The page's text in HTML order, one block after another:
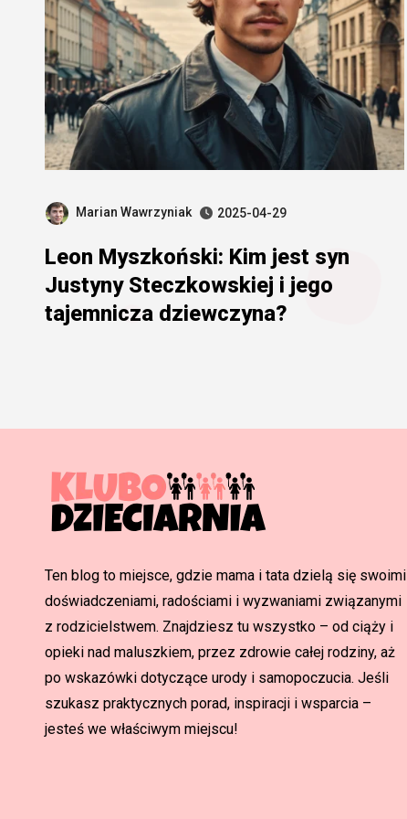
Marian Wawrzyniak 2025-04-29
Leon Myszkoński: Kim jest syn
Justyny Steczkowskiej i jego
tajemnicza dziewczyna?
Ten blog to miejsce, gdzie mama i tata dzielą się swoimi
doświadczeniami, radościami i wyzwaniami związanymi
z rodzicielstwem. Znajdziesz tu wszystko – od ciąży i
opieki nad maluszkiem, przez zdrowie całej rodziny, aż
po wskazówki dotyczące urody i samopoczucia. Jeśli
szukasz praktycznych porad, inspiracji i wsparcia –
jesteś we właściwym miejscu!